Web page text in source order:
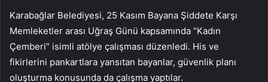
Karabağlar Belediyesi, 25 Kasım Bayana Şiddete Karşı
Memleketler arası Uğraş Günü kapsamında “Kadın
Çemberi” isimli atölye çalışması düzenledi. His ve
fikirlerini pankartlara yansıtan bayanlar, güvenlik planı
oluşturma konusunda da çalışma yaptılar.